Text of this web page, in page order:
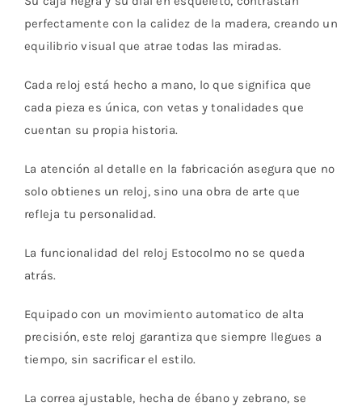
perfectamente con la calidez de la madera, creando un
equilibrio visual que atrae todas las miradas.
Cada reloj está hecho a mano, lo que significa que
cada pieza es única, con vetas y tonalidades que
cuentan su propia historia.
La atención al detalle en la fabricación asegura que no
solo obtienes un reloj, sino una obra de arte que
refleja tu personalidad.
La funcionalidad del reloj Estocolmo no se queda
atrás.
Equipado con un movimiento automatico de alta
precisión, este reloj garantiza que siempre llegues a
tiempo, sin sacrificar el estilo.
La correa ajustable, hecha de ébano y zebrano, se